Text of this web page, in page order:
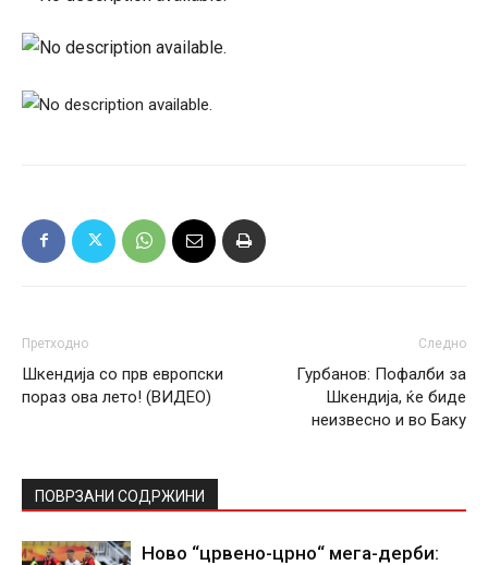
Претходно
Шкендија со прв европски
пораз ова лето! (ВИДЕО)
Следно
Гурбанов: Пофалби за
Шкендија, ќе биде
неизвесно и во Баку
ПОВРЗАНИ СОДРЖИНИ
Ново “црвено-црно“ мега-дерби: